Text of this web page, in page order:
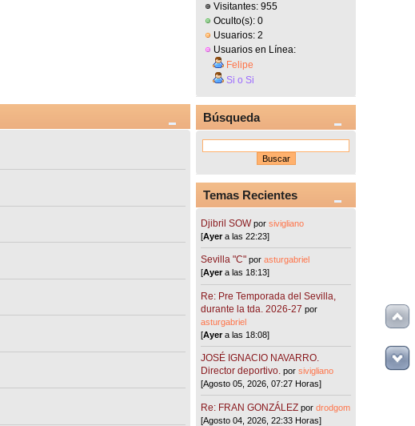
Visitantes: 955
Oculto(s): 0
Usuarios: 2
Usuarios en Línea:
Felipe
Si o Si
Búsqueda
Temas Recientes
Djibril SOW porsivigliano
[Ayera las 22:23]
Sevilla "C"porasturgabriel
[Ayera las 18:13]
Re: Pre Temporada del Sevilla,
durante la tda. 2026-27 por
asturgabriel
[Ayera las 18:08]
JOSÉ IGNACIO NAVARRO.
Director deportivo. porsivigliano
[Agosto 05, 2026, 07:27 Horas]
Re: FRAN GONZÁLEZ pordrodgom
[Agosto 04, 2026, 22:33 Horas]